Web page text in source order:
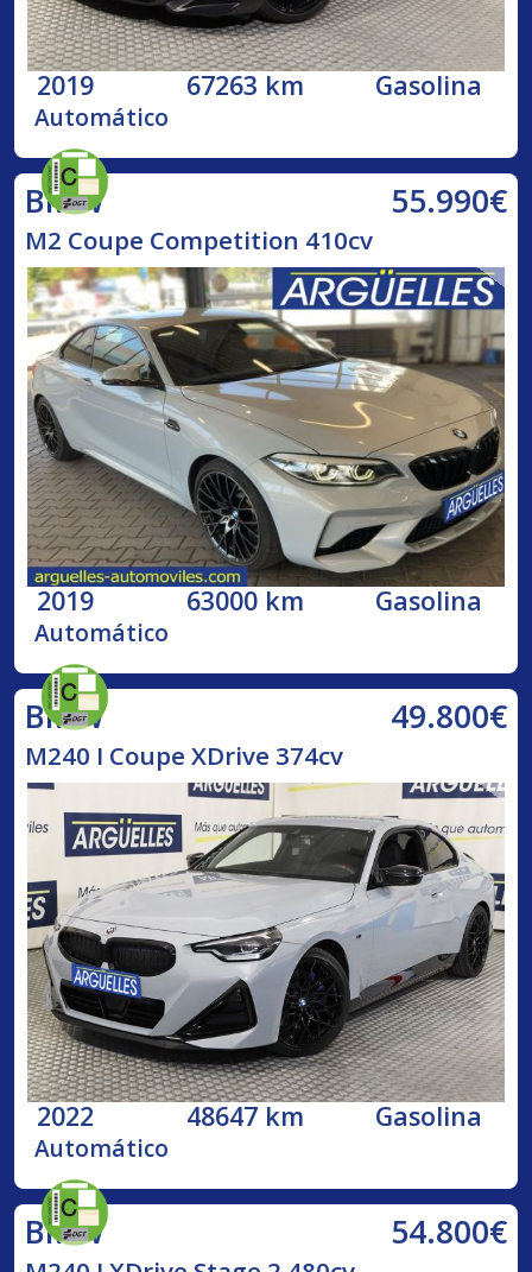
2019 67263 km Gasolina
Automático
BMW 55.990€
M2 Coupe Competition 410cv
2019 63000 km Gasolina
Automático
BMW 49.800€
M240 I Coupe XDrive 374cv
2022 48647 km Gasolina
Automático
BMW 54.800€